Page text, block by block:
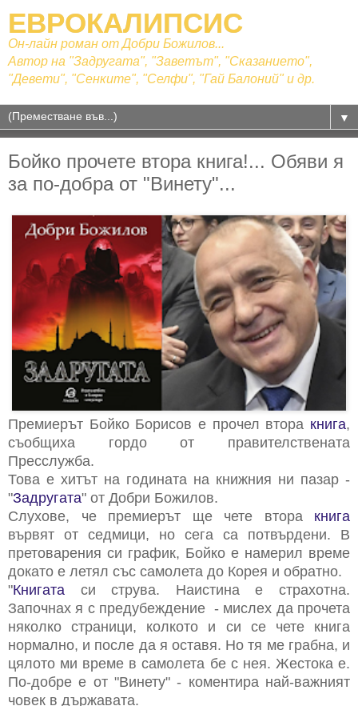
ЕВРОКАЛИПСИС
Он-лайн роман от Добри Божилов...
Автор на "Задругата", "Заветът", "Сказанието",
"Девети", "Сенките", "Селфи", "Гай Балоний" и др.
▼
Бойко прочете втора книга!... Обяви я
за по-добра от "Винету"...
Премиерът Бойко Борисов е прочел втора книга,
съобщиха гордо от правителствената
Пресслужба.
Това е хитът на годината на книжния ни пазар -
"Задругата" от Добри Божилов.
Слухове, че премиерът ще чете втора книга
вървят от седмици, но сега са потвърдени. В
претоварения си график, Бойко е намерил време
докато е летял със самолета до Корея и обратно.
"Книгата си струва. Наистина е страхотна.
Започнах я с предубеждение - мислех да прочета
няколко страници, колкото и си се чете книга
нормално, и после да я оставя. Но тя ме грабна, и
цялото ми време в самолета бе с нея. Жестока е.
По-добре е от "Винету" - коментира най-важният
човек в държавата.